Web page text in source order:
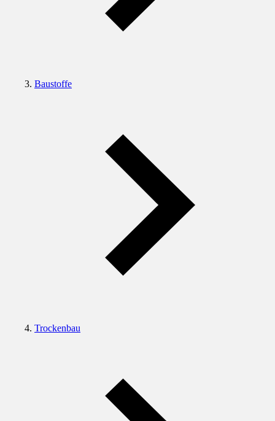
Baustoffe
Trockenbau